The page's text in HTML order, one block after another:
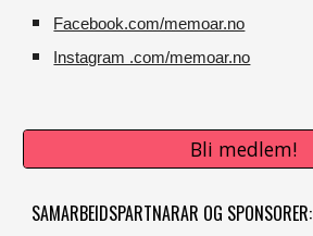
Facebook.com/memoar.no
Instagram .com/memoar.no
Bli medlem!
SAMARBEIDSPARTNARAR OG SPONSORER: